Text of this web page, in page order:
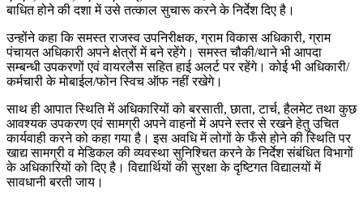
बाधित होने की दशा में उसे तत्काल सुचारू करने के निर्देश दिए है।
उन्होंने कहा कि समस्त राजस्व उपनिरीक्षक, ग्राम विकास अधिकारी, ग्राम
पंचायत अधिकारी अपने क्षेत्रों में बने रहेंगे। समस्त चौकी/थाने भी आपदा
सम्बन्धी उपकरणों एवं वायरलैस सहित हाई अलर्ट पर रहेंगे। कोई भी अधिकारी/
कर्मचारी के मोबाईल/फोन स्विच ऑफ नहीं रखेगे।
साथ ही आपात स्थिति में अधिकारियों को बरसाती, छाता, टार्च, हैलमेट तथा कुछ
आवश्यक उपकरण एवं सामग्री अपने वाहनों में अपने स्तर से रखने हेतु उचित
कार्यवाही करने को कहा गया है। इस अवधि में लोगों के फँसे होने की स्थिति पर
खाद्य सामग्री व मेडिकल की व्यवस्था सुनिश्चित करने के निर्देश संबंधित विभागों
के अधिकारियों को दिए है। विद्यार्थियों की सुरक्षा के दृष्टिगत विद्यालयों में
सावधानी बरती जाय।